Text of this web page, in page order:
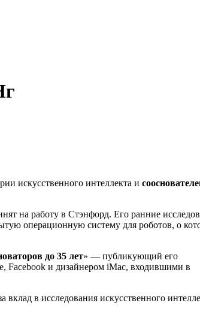
искусственного интеллекта и
на работу в Стэнфорд. Его ранние
операционную систему для роботов, о
до 35 лет» — публикующий его
Facebook и дизайнером iMac, входившими в
в исследования искусственного